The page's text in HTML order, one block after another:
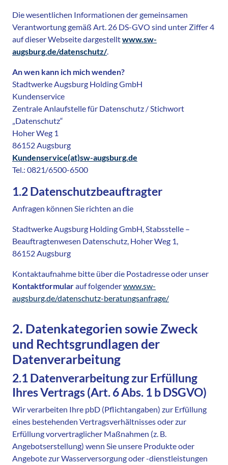
Die wesentlichen Informationen der gemeinsamen
Verantwortung gemäß Art. 26 DS-GVO sind unter Ziffer 4
auf dieser Webseite dargestelltwww.sw-
augsburg.de/datenschutz/.
An wen kann ich mich wenden?
Stadtwerke Augsburg Holding GmbH
Kundenservice
Zentrale Anlaufstelle für Datenschutz / Stichwort
„Datenschutz“
Hoher Weg 1
86152 Augsburg
Kundenservice(at)sw-augsburg.de
Tel.: 0821/6500-6500
1.2 Datenschutzbeauftragter
Anfragen können Sie richten an die
Stadtwerke Augsburg Holding GmbH, Stabsstelle –
Beauftragtenwesen Datenschutz, Hoher Weg 1,
86152 Augsburg
Kontaktaufnahme bitte über die Postadresse oder unser
Kontaktformularauf folgenderwww.sw-
augsburg.de/datenschutz-beratungsanfrage/
2. Datenkategorien sowie Zweck
und Rechtsgrundlagen der
Datenverarbeitung
2.1 Datenverarbeitung zur Erfüllung
Ihres Vertrags (Art. 6 Abs. 1 b DSGVO)
Wir verarbeiten Ihre pbD (Pflichtangaben) zur Erfüllung
eines bestehenden Vertragsverhältnisses oder zur
Erfüllung vorvertraglicher Maßnahmen (z. B.
Angebotserstellung) wenn Sie unsere Produkte oder
Angebote zur Wasserversorgung oder -dienstleistungen